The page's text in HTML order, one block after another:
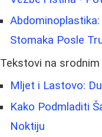
Stomaka Posle
Tekstovi na
Mljet i Lastovo:
Kako Podmladiti
Noktiju